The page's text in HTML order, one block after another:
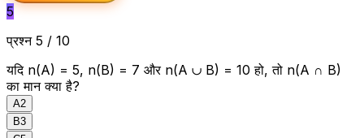
5
प्रश्न 5 / 10
यदि n(A) = 5, n(B) = 7 और n(A ∪ B) = 10 हो, तो n(A ∩ B)
का मान क्या है?
A2
B3